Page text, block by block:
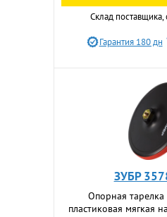
Склад поставщика,
Гарантия 180 дн
ЗУБР
Опорная
пластиковая мягкая